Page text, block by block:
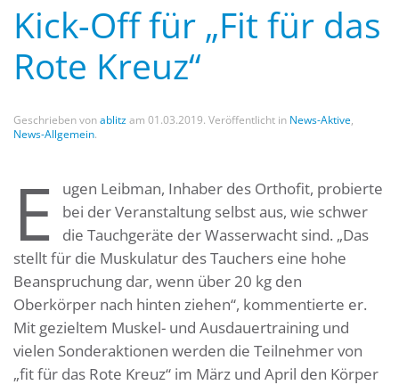
Kick-Off für „Fit für das
Rote Kreuz“
Geschrieben vonablitzam 01.03.2019. Veröffentlicht in News-Aktive,
News-Allgemein.
E
ugen Leibman, Inhaber des Orthofit, probierte
bei der Veranstaltung selbst aus, wie schwer
die Tauchgeräte der Wasserwacht sind. „Das
stellt für die Muskulatur des Tauchers eine hohe
Beanspruchung dar, wenn über 20 kg den
Oberkörper nach hinten ziehen“, kommentierte er.
Mit gezieltem Muskel- und Ausdauertraining und
vielen Sonderaktionen werden die Teilnehmer von
„fit für das Rote Kreuz“ im März und April den Körper